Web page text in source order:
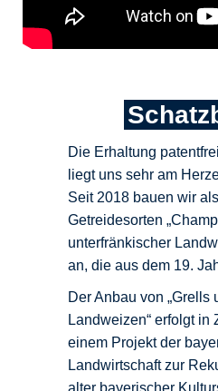
Die Erhaltung
liegt uns sehr am
Seit 2018 bauen wir als
Getreidesorten
unterfränkischer
an, die aus dem 19.
Der Anbau von „Grells
Landweizen“ erfolgt in
einem Projekt der
Landwirtschaft zur
alter bayerischer